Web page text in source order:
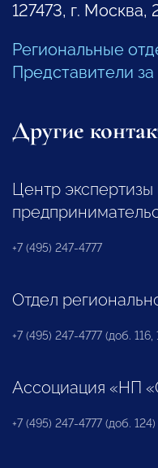
127473, г.
Региональные
Представители
Другие
Центр
+7 (495) 247-4777
Отдел
+7 (495) 247-4777 (доб. 116,
Ассоциация «НП
+7 (495) 247-4777 (доб. 124)